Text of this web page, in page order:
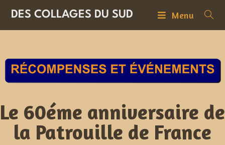
DES COLLAGES DU SUD Menu
Le 60éme anniversaire de
la Patrouille de France